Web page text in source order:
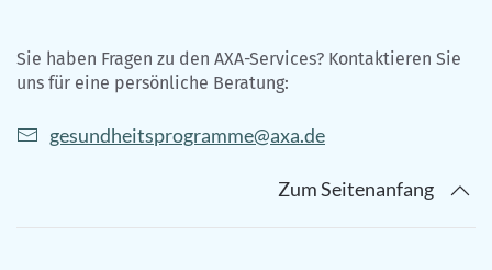
Sie haben Fragen zu den AXA-Services? Kontaktieren Sie
uns für eine persönliche Beratung:
gesundheitsprogramme@axa.de
Zum Seitenanfang